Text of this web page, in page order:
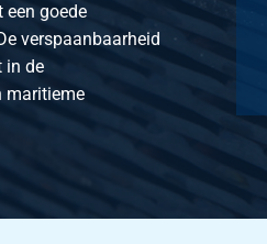
403 114,3x6,02 C=104,8 4In
5In SCH40S
403 168,28x3,4 C=142,7 6In
een goede
verspaanbaarheid
in de
maritieme